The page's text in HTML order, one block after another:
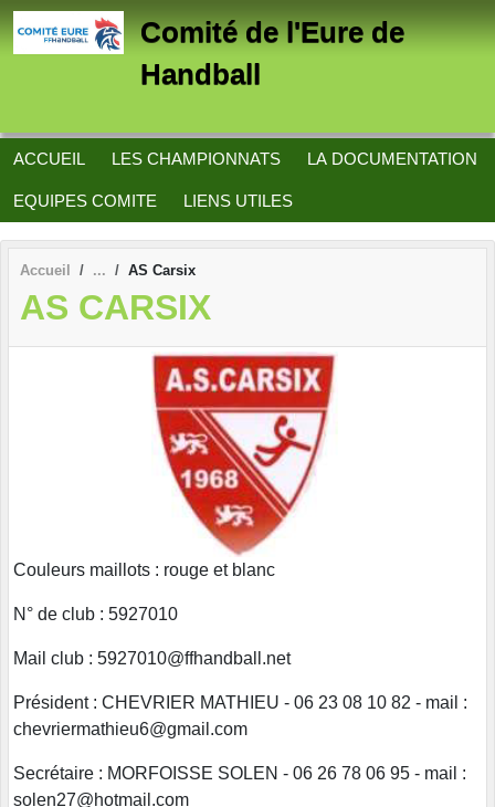
Comité de l'Eure de
Handball
ACCUEIL LES CHAMPIONNATS LA DOCUMENTATION
EQUIPES COMITE LIENS UTILES
Accueil AS Carsix
AS CARSIX
Couleurs maillots : rouge et blanc
N° de club : 5927010
Mail club : 5927010@ffhandball.net
Président : CHEVRIER MATHIEU - 06 23 08 10 82 - mail :
chevriermathieu6@gmail.com
Secrétaire : MORFOISSE SOLEN - 06 26 78 06 95 - mail :
solen27@hotmail.com
Panneau de gestion des cookies